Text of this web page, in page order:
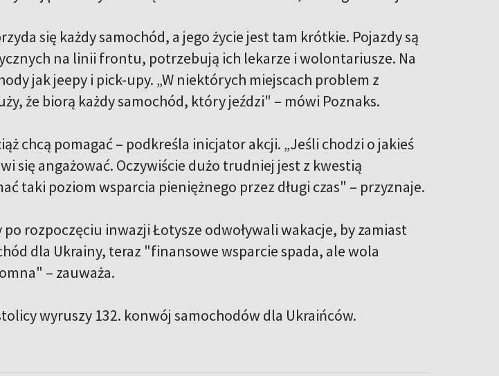
się każdy samochód, a jego życie jest tam krótkie. Pojazdy są
na linii frontu, potrzebują ich lekarze i wolontariusze. Na
jak jeepy i pick-upy. „W niektórych miejscach problem z
że biorą każdy samochód, który jeździ" – mówi Poznaks.
chcą pomagać – podkreśla inicjator akcji. „Jeśli chodzi o jakieś
się angażować. Oczywiście dużo trudniej jest z kwestią
taki poziom wsparcia pieniężnego przez długi czas" – przyznaje.
rozpoczęciu inwazji Łotysze odwoływali wakacje, by zamiast
dla Ukrainy, teraz "finansowe wsparcie spada, ale wola
– zauważa.
wyruszy 132. konwój samochodów dla Ukraińców.